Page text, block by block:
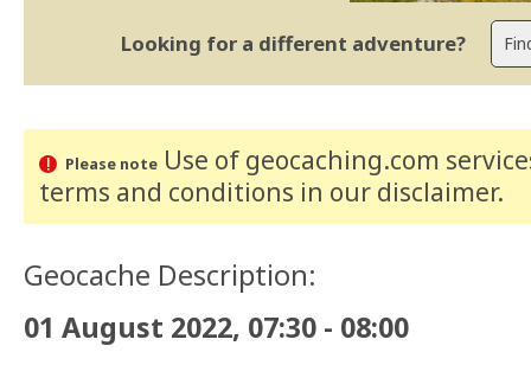
Looking for a different adventure?
Please noteUse of geocaching.com
terms and conditions in our disclaimer.
Geocache Description:
01 August 2022, 07:30 - 08:00